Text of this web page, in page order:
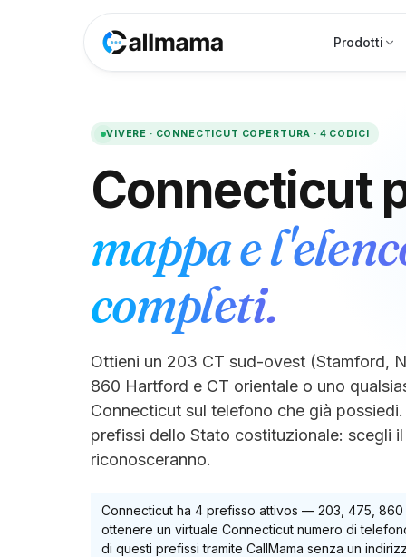
Prodotti
VIVERE · CONNECTICUT COPERTURA · 4 CODICI
Connecticut
mappa e
completi.
Ottieni un 203 CT sud-ovest (Stamford,
860 Hartford e CT orientale o uno
Connecticut sul telefono che già
prefissi dello Stato costituzionale: scegli
riconosceranno.
Connecticut ha 4 prefisso attivos — 203, 475, 860
ottenere un virtuale Connecticut numero di
di questi prefissi tramite CallMama senza un